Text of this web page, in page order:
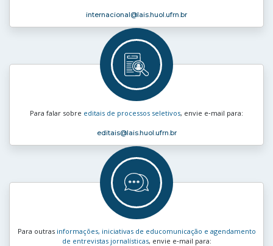
internacional@lais.huol.ufrn.br
Para falar sobre editais de processos seletivos, envie e‑mail para:
editais@lais.huol.ufrn.br
Para outras informações, iniciativas de educomunicação e agendamento
de entrevistas jornalísticas, envie e‑mail para: